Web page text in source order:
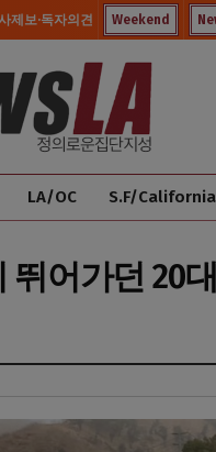
제보·독자의견 Weekend
LA/OC S.F/California
뛰어가던 20